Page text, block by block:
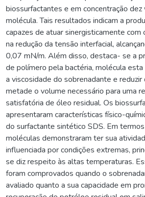
biossurfactantes e em concentração dez
molécula. Tais resultados indicam a
capazes de atuar sinergisticamente
na redução da tensão interfacial,
0,07 mN/m. Além disso, destaca- se a
de polímero pela bactéria, molécula
a viscosidade do sobrenadante e reduzir
metade o volume necessário para uma
satisfatória de óleo residual. Os
apresentaram características físico-
do surfactante sintético SDS. Em
moléculas demonstraram ter sua
influenciada por condições extremas,
se diz respeito às altas temperaturas.
foram comprovados quando o
avaliado quanto a sua capacidade em